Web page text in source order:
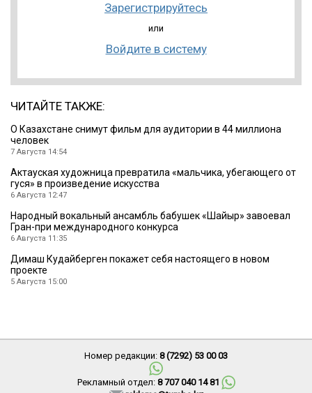
Зарегистрируйтесь
или
Войдите в систему
ЧИТАЙТЕ ТАКЖЕ:
О Казахстане снимут фильм для аудитории в 44 миллиона
человек
7 Августа 14:54
Актауская художница превратила «мальчика, убегающего от
гуся» в произведение искусства
6 Августа 12:47
Народный вокальный ансамбль бабушек «Шайыр» завоевал
Гран-при международного конкурса
6 Августа 11:35
Димаш Кудайберген покажет себя настоящего в новом
проекте
5 Августа 15:00
Номер редакции: 8 (7292) 53 00 03
Рекламный отдел: 8 707 040 14 81